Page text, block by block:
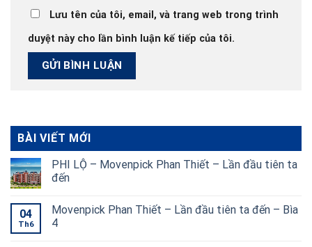
Lưu tên của tôi, email, và trang web trong trình
duyệt này cho lần bình luận kế tiếp của tôi.
BÀI VIẾT MỚI
PHI LỘ – Movenpick Phan Thiết – Lần đầu tiên ta
đến
04
Th6
Movenpick Phan Thiết – Lần đầu tiên ta đến – Bìa
4